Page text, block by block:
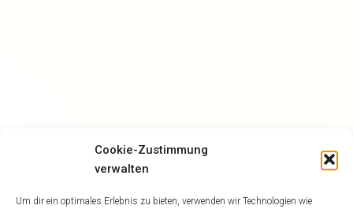
Cookie-Zustimmung
verwalten
Um dir ein optimales Erlebnis zu bieten, verwenden wir Technologien wie